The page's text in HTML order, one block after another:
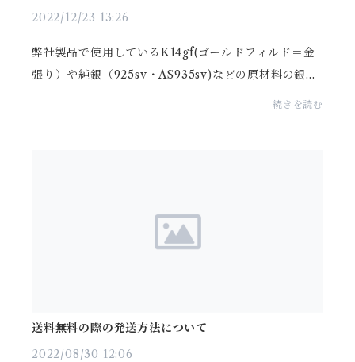
2022/12/23 13:26
弊社製品で使用しているK14gf(ゴールドフィルド＝金
張り）や純銀（925sv・AS935sv)などの原材料の銀地
金価格の高騰が続いております。弊社では、出来る限
続きを読む
送料無料の際の発送方法について
2022/08/30 12:06